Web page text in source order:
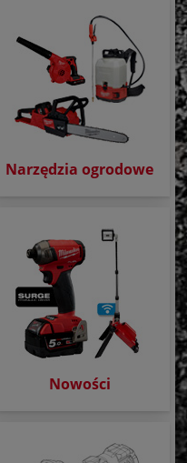
Narzędzia ogrodowe
Nowości